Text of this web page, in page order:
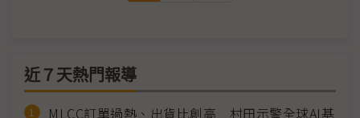
近７天熱門報導
MLCC訂單過熱、出貨比創高 村田示警全球AI基